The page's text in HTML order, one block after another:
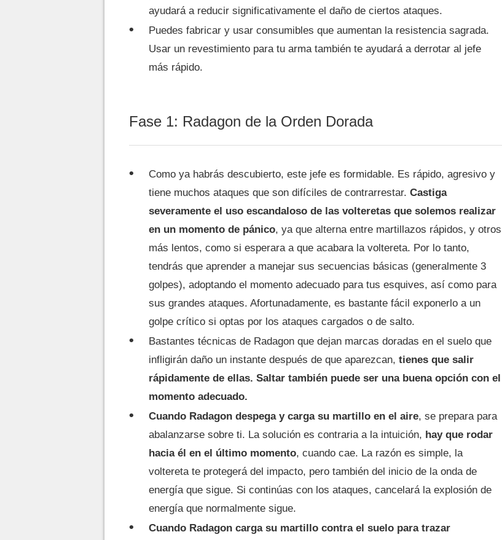
ayudará a reducir significativamente el daño de ciertos ataques.
Puedes fabricar y usar consumibles que aumentan la resistencia sagrada.
Usar un revestimiento para tu arma también te ayudará a derrotar al jefe
más rápido.
Fase 1: Radagon de la Orden Dorada
Como ya habrás descubierto, este jefe es formidable. Es rápido, agresivo y
tiene muchos ataques que son difíciles de contrarrestar. Castiga
severamente el uso escandaloso de las volteretas que solemos realizar
en un momento de pánico, ya que alterna entre martillazos rápidos, y otros
más lentos, como si esperara a que acabara la voltereta. Por lo tanto,
tendrás que aprender a manejar sus secuencias básicas (generalmente 3
golpes), adoptando el momento adecuado para tus esquives, así como para
sus grandes ataques. Afortunadamente, es bastante fácil exponerlo a un
golpe crítico si optas por los ataques cargados o de salto.
Bastantes técnicas de Radagon que dejan marcas doradas en el suelo que
infligirán daño un instante después de que aparezcan, tienes que salir
rápidamente de ellas. Saltar también puede ser una buena opción con el
momento adecuado.
Cuando Radagon despega y carga su martillo en el aire, se prepara para
abalanzarse sobre ti. La solución es contraria a la intuición, hay que rodar
hacia él en el último momento, cuando cae. La razón es simple, la
voltereta te protegerá del impacto, pero también del inicio de la onda de
energía que sigue. Si continúas con los ataques, cancelará la explosión de
energía que normalmente sigue.
Cuando Radagon carga su martillo contra el suelo para trazar